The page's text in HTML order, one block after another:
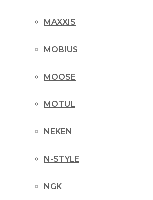
MAXXIS
MOBIUS
MOOSE
MOTUL
NEKEN
N-STYLE
NGK